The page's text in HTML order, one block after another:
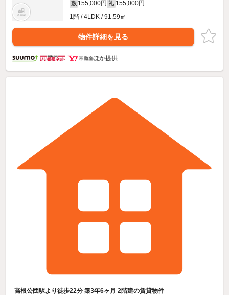
敷 155,000円 礼 155,000円
1階 / 4LDK / 91.59㎡
物件詳細を見る
ほか提供
高根公団駅より徒歩22分 築3年6ヶ月 2階建の賃貸物件